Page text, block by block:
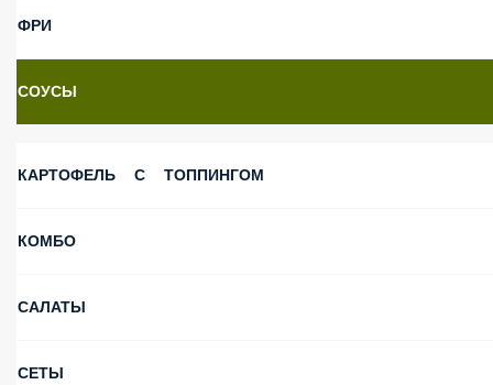
ФРИ
СОУСЫ
КАРТОФЕЛЬ С ТОППИНГОМ
КОМБО
САЛАТЫ
СЕТЫ